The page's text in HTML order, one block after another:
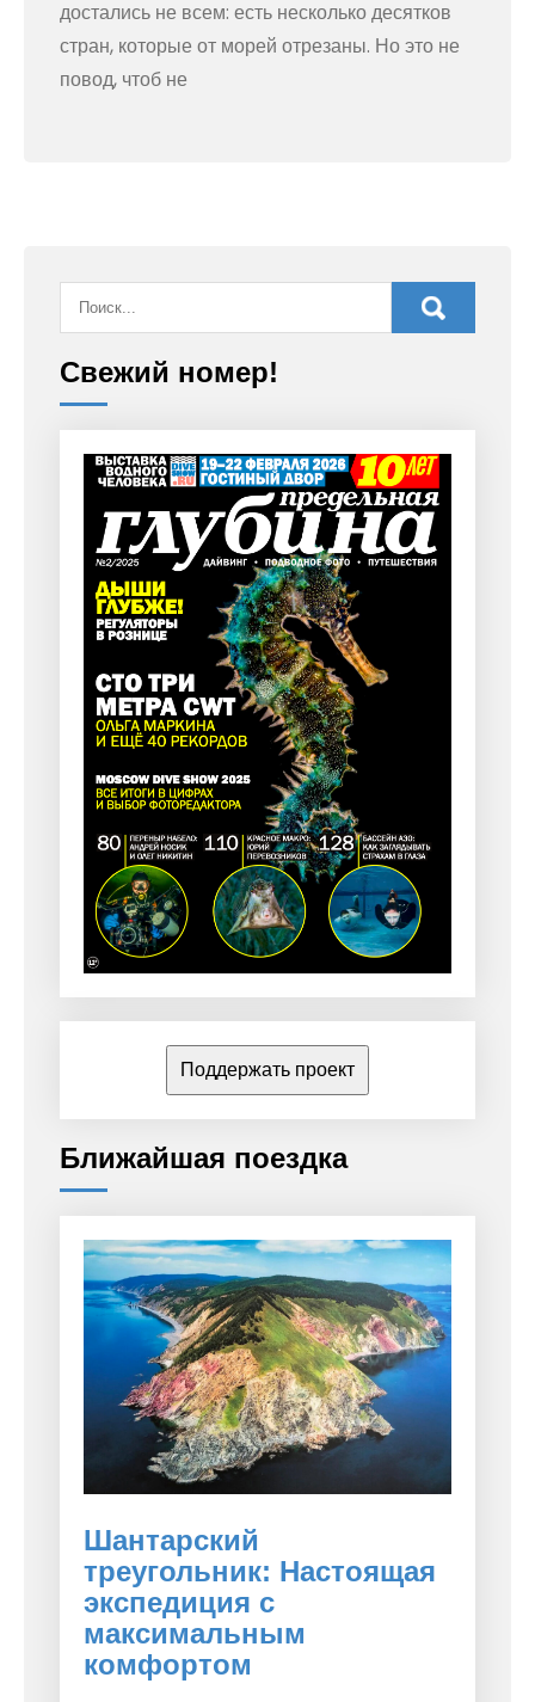
достались не всем: есть несколько десятков
стран, которые от морей отрезаны. Но это не
повод, чтоб не
Свежий номер!
Поддержать проект
Ближайшая поездка
Шантарский
треугольник: Настоящая
экспедиция с
максимальным
комфортом